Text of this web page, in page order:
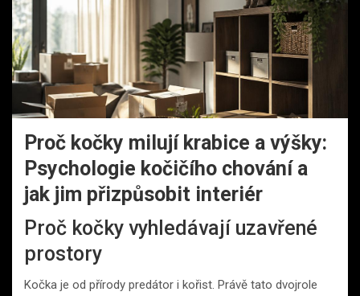
Proč kočky milují krabice a výšky:
Psychologie kočičího chování a
jak jim přizpůsobit interiér
Proč kočky vyhledávají uzavřené
prostory
Kočka je od přírody predátor i kořist. Právě tato dvojrole